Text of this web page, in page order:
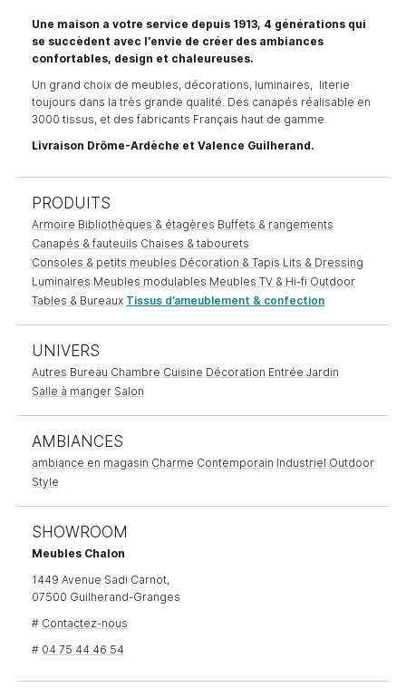
Une maison a votre service depuis 1913, 4 générations qui
se succèdent avec l’envie de créer des ambiances
confortables, design et chaleureuses.
Un grand choix de meubles, décorations, luminaires, literie
toujours dans la très grande qualité. Des canapés réalisable en
3000 tissus, et des fabricants Français haut de gamme.
Livraison Drôme-Ardèche et Valence Guilherand.
PRODUITS
Armoire Bibliothèques & étagères Buffets & rangements
Canapés & fauteuils Chaises & tabourets
Consoles & petits meubles Décoration & Tapis Lits & Dressing
Luminaires Meubles modulables Meubles TV & Hi-fi Outdoor
Tables & Bureaux Tissus d’ameublement & confection
UNIVERS
Autres Bureau Chambre Cuisine Décoration Entrée Jardin
Salle à manger Salon
AMBIANCES
ambiance en magasin Charme Contemporain Industriel Outdoor
Style
SHOWROOM
Meubles Chalon
1449 Avenue Sadi Carnot,
07500 Guilherand-Granges
# Contactez-nous
# 04 75 44 46 54